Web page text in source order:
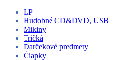
LP
Hudobné CD&DVD, USB
Mikiny
Tričká
Darčekové predmety
Čiapky